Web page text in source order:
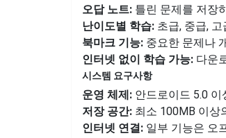
오답 노트: 틀린 문제를 저장
난이도별 학습: 초급, 중급,
북마크 기능: 중요한 문제나
인터넷 없이 학습 가능: 다운
시스템 요구사항
운영 체제: 안드로이드 5.0 이
저장 공간: 최소 100MB 이상
인터넷 연결: 일부 기능은 오